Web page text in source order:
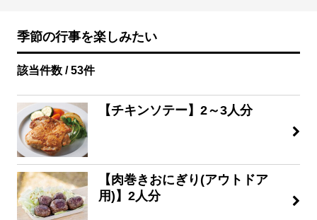
季節の行事を楽しみたい
該当件数 / 53件
【チキンソテー】2～3人分
【肉巻きおにぎり(アウトドア
用)】2人分